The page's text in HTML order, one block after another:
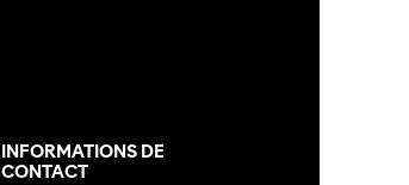
INFORMATIONS DE
CONTACT